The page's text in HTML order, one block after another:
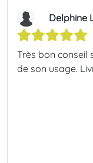
Delphine
Très bon conseil
de son usage.